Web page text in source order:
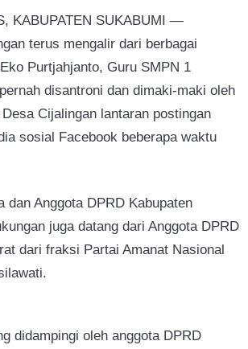
KABUPATEN SUKABUMI —
terus mengalir dari berbagai
Purtjahjanto, Guru SMPN 1
disantroni dan dimaki-maki oleh
Cijalingan lantaran postingan
sosial Facebook beberapa waktu
dan Anggota DPRD Kabupaten
juga datang dari Anggota DPRD
dari fraksi Partai Amanat Nasional
didampingi oleh anggota DPRD